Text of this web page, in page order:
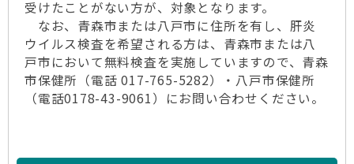
受けたことがない方が、対象となります。
なお、青森市または八戸市に住所を有し、肝炎
ウイルス検査を希望される方は、青森市または八
戸市において無料検査を実施していますので、青森
市保健所（電話 017-765-5282）・八戸市保健所
（電話0178-43-9061）にお問い合わせください。